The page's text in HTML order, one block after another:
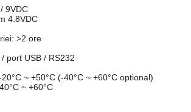
9VDC
4.8VDC
>2 ore
port USB / RS232
~ +50°C (-40°C ~ +60°C optional)
~ +60°C